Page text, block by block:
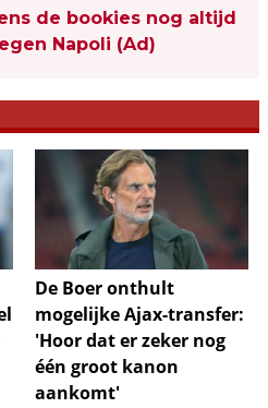
de bookies nog altijd
Napoli (Ad)